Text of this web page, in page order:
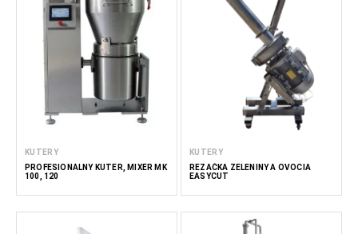
KUTERY
PROFESIONÁLNY KUTER, MIXÉR MK
100, 120
KUTERY
REZAČKA ZELENINY A OVOCIA
EASYCUT